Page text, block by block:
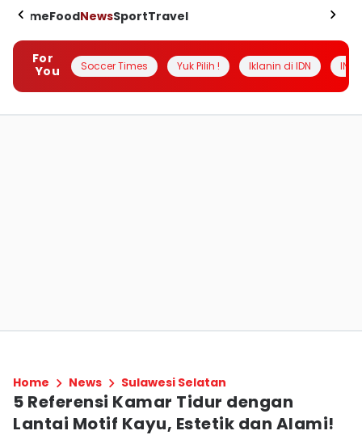
HomeFoodNewsSportTravel
For
You
Soccer Times Yuk Pilih ! Iklanin di IDN
Home News Sulawesi Selatan
5 Referensi Kamar Tidur dengan
Lantai Motif Kayu, Estetik dan Alami!